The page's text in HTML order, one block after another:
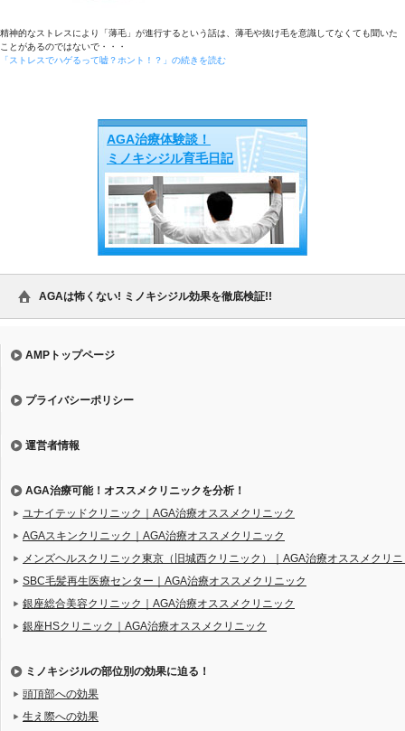
精神的なストレスにより「薄毛」が進行するという話は、薄毛や抜け毛を意識してなくても聞いた
ことがあるのではないで・・・
「ストレスでハゲるって嘘？ホント！？」の続きを読む
AGA治療体験談！
ミノキシジル育毛日記
AGAは怖くない! ミノキシジル効果を徹底検証!!
AMPトップページ
プライバシーポリシー
運営者情報
AGA治療可能！オススメクリニックを分析！
ユナイテッドクリニック｜AGA治療オススメクリニック
AGAスキンクリニック｜AGA治療オススメクリニック
メンズヘルスクリニック東京（旧城西クリニック）｜AGA治療オススメクリ
SBC毛髪再生医療センター｜AGA治療オススメクリニック
銀座総合美容クリニック｜AGA治療オススメクリニック
銀座HSクリニック｜AGA治療オススメクリニック
ミノキシジルの部位別の効果に迫る！
頭頂部への効果
生え際への効果